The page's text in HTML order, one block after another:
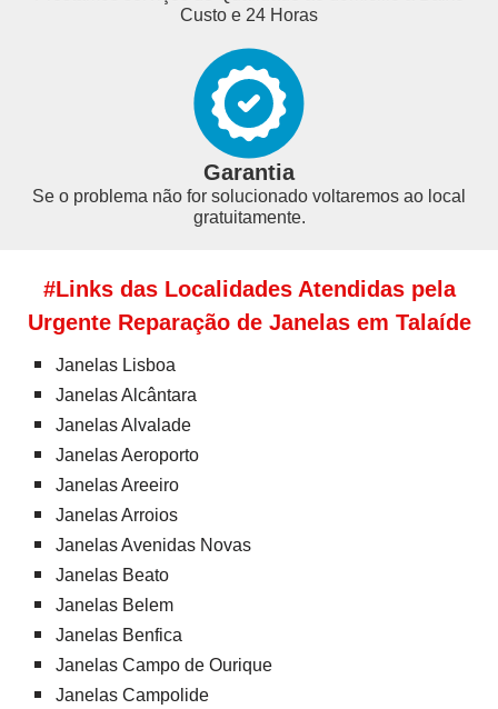
Custo e 24 Horas
Garantia
Se o problema não for solucionado voltaremos ao local
gratuitamente.
#Links das Localidades Atendidas pela
Urgente Reparação de Janelas em Talaíde
Janelas Lisboa
Janelas Alcântara
Janelas Alvalade
Janelas Aeroporto
Janelas Areeiro
Janelas Arroios
Janelas Avenidas Novas
Janelas Beato
Janelas Belem
Janelas Benfica
Janelas Campo de Ourique
Janelas Campolide